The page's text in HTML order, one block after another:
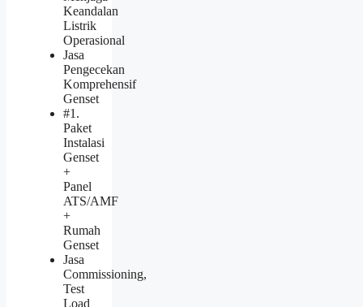
Keandalan
Listrik
Operasional
Jasa
Pengecekan
Komprehensif
Genset
#1.
Paket
Instalasi
Genset
+
Panel
ATS/AMF
+
Rumah
Genset
Jasa
Commissioning,
Test
Load